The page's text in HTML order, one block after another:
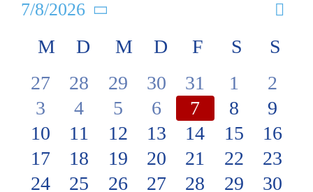
Monat
7/8/2026
wählen.
Kalender
von
Veranstaltungen
M MONTAG
D DIENSTAG
M MITTWOCH
D DONNERSTAG
F FREITAG
S S
0
Veranstaltungen
27
0
Veranstaltungen
28
0
Veranstaltungen
29
0
Veranstaltungen
30
0
Veranstaltungen
31
0
1
0
2
0
Veranstaltungen
3
0
Veranstaltungen
4
0
Veranstaltungen
5
0
Veranstaltungen
6
0
7
0
8
0
9
0
Veranstaltungen
10
0
Veranstaltungen
11
0
Veranstaltungen
12
0
Veranstaltungen
13
0
Veranstaltungen
14
0
15
0
16
0
Veranstaltungen
17
0
Veranstaltungen
18
0
Veranstaltungen
19
0
Veranstaltungen
20
0
Veranstaltungen
21
0
22
0
23
0
24
0
25
0
26
0
27
0
28
0
29
0
30